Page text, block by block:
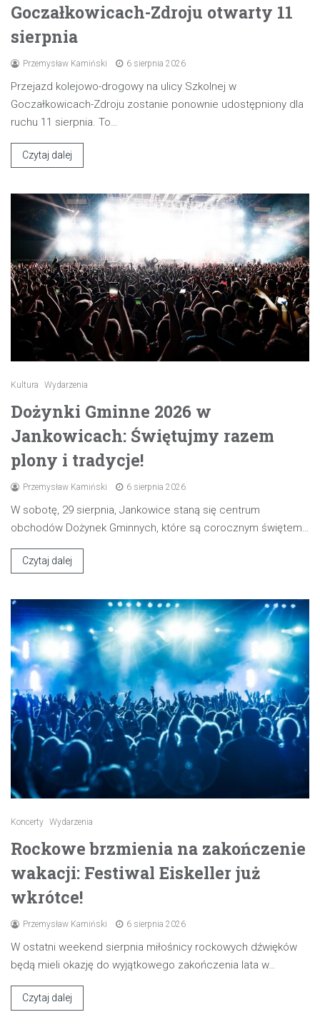
Goczałkowicach-Zdroju otwarty 11
sierpnia
Przemysław Kamiński 6 sierpnia 2026
Przejazd kolejowo-drogowy na ulicy Szkolnej w
Goczałkowicach-Zdroju zostanie ponownie udostępniony dla
ruchu 11 sierpnia. To…
Czytaj dalej
Kultura Wydarzenia
Dożynki Gminne 2026 w
Jankowicach: Świętujmy razem
plony i tradycje!
Przemysław Kamiński 6 sierpnia 2026
W sobotę, 29 sierpnia, Jankowice staną się centrum
obchodów Dożynek Gminnych, które są corocznym świętem…
Czytaj dalej
Koncerty Wydarzenia
Rockowe brzmienia na zakończenie
wakacji: Festiwal Eiskeller już
wkrótce!
Przemysław Kamiński 6 sierpnia 2026
W ostatni weekend sierpnia miłośnicy rockowych dźwięków
będą mieli okazję do wyjątkowego zakończenia lata w…
Czytaj dalej